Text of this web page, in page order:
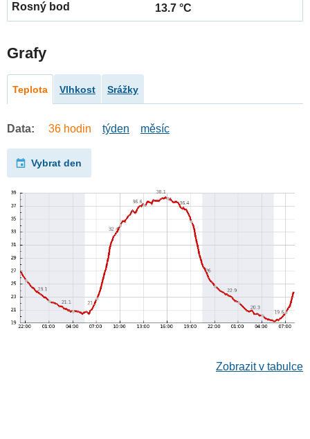
13.7 °C
Grafy
Teplota Vlhkost Srážky
Data: 36 hodin týden měsíc
Vybrat den
Zobrazit v tabulce